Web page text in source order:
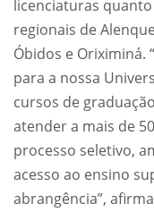
licenciaturas
regionais de
Óbidos e Oriximiná.
para a nossa
cursos de
atender a mais de
processo seletivo,
acesso ao ensino
abrangência”,